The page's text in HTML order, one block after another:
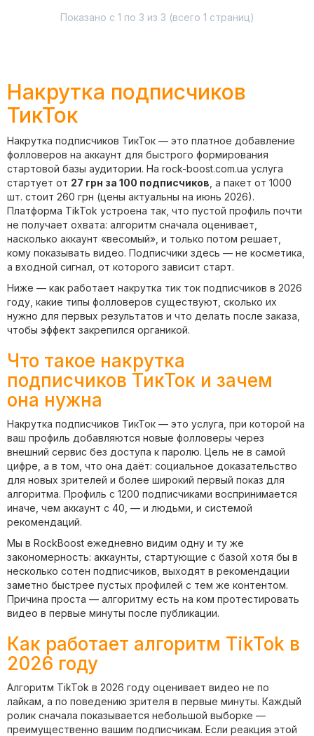
Показано с 1 по 3 из 3 (всего 1 страниц)
Накрутка подписчиков
ТикТок
Накрутка подписчиков ТикТок — это платное добавление
фолловеров на аккаунт для быстрого формирования
стартовой базы аудитории. На rock-boost.com.ua услуга
стартует от 27 грн за 100 подписчиков , а пакет от 1000
шт. стоит 260 грн (цены актуальны на июнь 2026).
Платформа TikTok устроена так, что пустой профиль почти
не получает охвата: алгоритм сначала оценивает,
насколько аккаунт «весомый», и только потом решает,
кому показывать видео. Подписчики здесь — не косметика,
а входной сигнал, от которого зависит старт.
Ниже — как работает накрутка тик ток подписчиков в 2026
году, какие типы фолловеров существуют, сколько их
нужно для первых результатов и что делать после заказа,
чтобы эффект закрепился органикой.
Что такое накрутка
подписчиков ТикТок и зачем
она нужна
Накрутка подписчиков ТикТок — это услуга, при которой на
ваш профиль добавляются новые фолловеры через
внешний сервис без доступа к паролю. Цель не в самой
цифре, а в том, что она даёт: социальное доказательство
для новых зрителей и более широкий первый показ для
алгоритма. Профиль с 1200 подписчиками воспринимается
иначе, чем аккаунт с 40, — и людьми, и системой
рекомендаций.
Мы в RockBoost ежедневно видим одну и ту же
закономерность: аккаунты, стартующие с базой хотя бы в
несколько сотен подписчиков, выходят в рекомендации
заметно быстрее пустых профилей с тем же контентом.
Причина проста — алгоритму есть на ком протестировать
видео в первые минуты после публикации.
Как работает алгоритм TikTok в
2026 году
Алгоритм TikTok в 2026 году оценивает видео не по
лайкам, а по поведению зрителя в первые минуты. Каждый
ролик сначала показывается небольшой выборке —
преимущественно вашим подписчикам. Если реакция этой